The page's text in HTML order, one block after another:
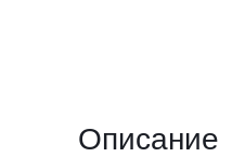
Описание